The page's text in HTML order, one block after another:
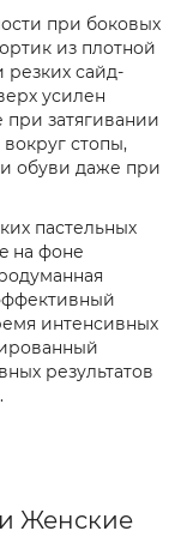
при боковых
из плотной
сайд-
усилен
затягивании
стопы,
обуви даже при
пастельных
на фоне
интенсивных
результатов
Женские